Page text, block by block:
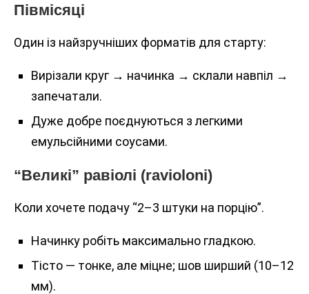
Півмісяці
Один із найзручніших форматів для старту:
Вирізали круг → начинка → склали навпіл →
запечатали.
Дуже добре поєднуються з легкими
емульсійними соусами.
“Великі” равіолі (ravioloni)
Коли хочете подачу “2–3 штуки на порцію”.
Начинку робіть максимально гладкою.
Тісто — тонке, але міцне; шов ширший (10–12
мм).